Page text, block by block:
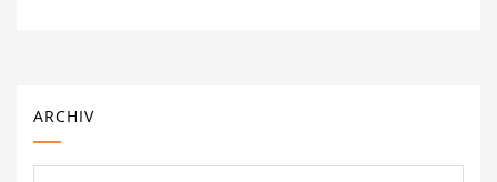
ARCHIV